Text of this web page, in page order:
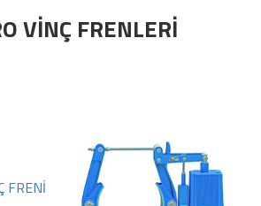
VİNÇ FRENLERİ